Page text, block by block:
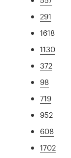
291
1618
1130
372
98
719
952
608
1702